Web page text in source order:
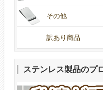
その他
訳あり商品
ステンレス製品のプ